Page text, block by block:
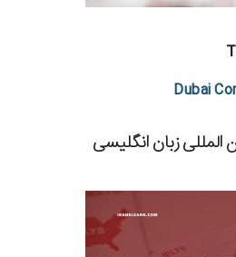
Dubai
المللی زبان انگلیسی